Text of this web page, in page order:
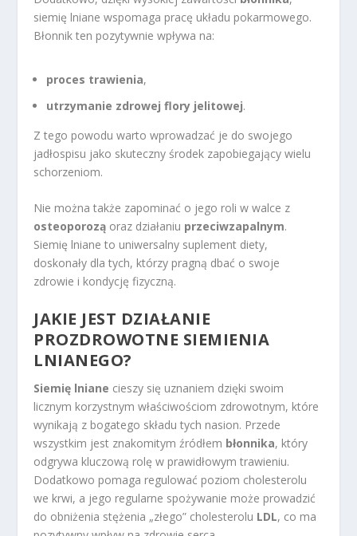
siemię lniane wspomaga pracę układu pokarmowego.
Błonnik ten pozytywnie wpływa na:
proces trawienia,
utrzymanie zdrowej flory jelitowej.
Z tego powodu warto wprowadzać je do swojego
jadłospisu jako skuteczny środek zapobiegający wielu
schorzeniom.
Nie można także zapominać o jego roli w walce z
osteoporozą oraz działaniu przeciwzapalnym.
Siemię lniane to uniwersalny suplement diety,
doskonały dla tych, którzy pragną dbać o swoje
zdrowie i kondycję fizyczną.
JAKIE JEST DZIAŁANIE
PROZDROWOTNE SIEMIENIA
LNIANEGO?
Siemię lniane cieszy się uznaniem dzięki swoim
licznym korzystnym właściwościom zdrowotnym, które
wynikają z bogatego składu tych nasion. Przede
wszystkim jest znakomitym źródłem błonnika, który
odgrywa kluczową rolę w prawidłowym trawieniu.
Dodatkowo pomaga regulować poziom cholesterolu
we krwi, a jego regularne spożywanie może prowadzić
do obniżenia stężenia „złego” cholesterolu LDL, co ma